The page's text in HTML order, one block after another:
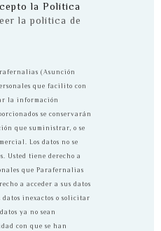
la Política
la política de
(Asunción
que facilito con
la información
se conservarán
que suministrar, o se
Los datos no se
Usted tiene derecho a
que Parafernalias
a acceder a sus datos
inexactos o solicitar
ya no sean
con que se han